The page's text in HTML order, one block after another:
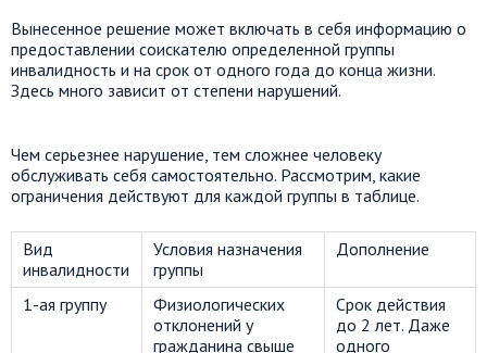
Вынесенное решение может включать в себя информацию о
предоставлении соискателю определенной группы
инвалидность и на срок от одного года до конца жизни.
Здесь много зависит от степени нарушений.
Чем серьезнее нарушение, тем сложнее человеку
обслуживать себя самостоятельно. Рассмотрим, какие
ограничения действуют для каждой группы в таблице.
Вид
инвалидности
Условия назначения
группы
Дополнение
1-ая группу
Физиологических
отклонений у
гражданина свыше
Срок действия
до 2 лет. Даже
одного